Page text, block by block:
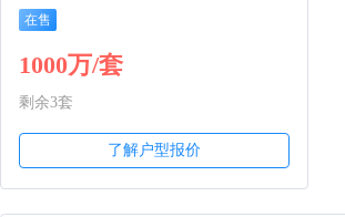
在售
1000万/套
剩余3套
了解户型报价